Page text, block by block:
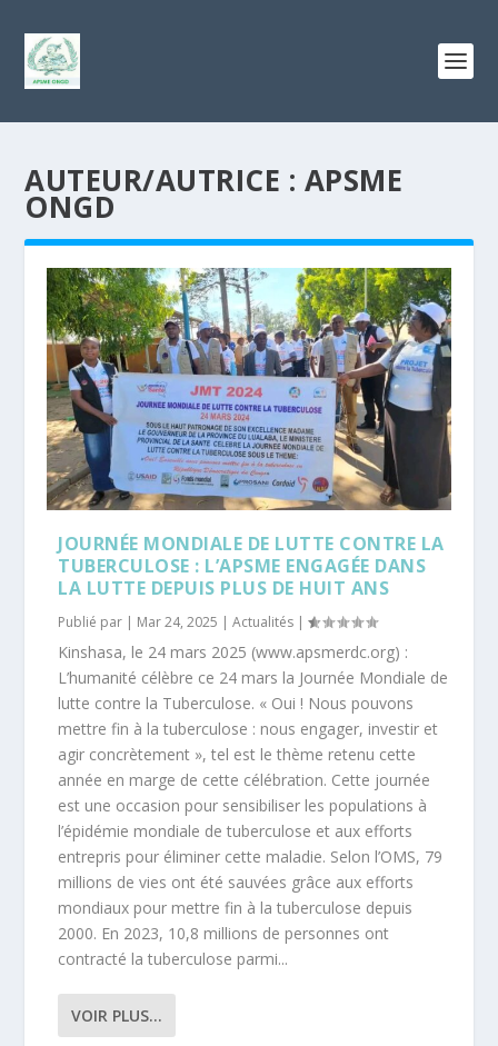
AUTEUR/AUTRICE : APSME
ONGD
JOURNÉE MONDIALE DE LUTTE CONTRE LA
TUBERCULOSE : L’APSME ENGAGÉE DANS
LA LUTTE DEPUIS PLUS DE HUIT ANS
Publié par | Mar 24, 2025 |Actualités |
Kinshasa, le 24 mars 2025 (www.apsmerdc.org) :
L’humanité célèbre ce 24 mars la Journée Mondiale de
lutte contre la Tuberculose. « Oui ! Nous pouvons
mettre fin à la tuberculose : nous engager, investir et
agir concrètement », tel est le thème retenu cette
année en marge de cette célébration. Cette journée
est une occasion pour sensibiliser les populations à
l’épidémie mondiale de tuberculose et aux efforts
entrepris pour éliminer cette maladie. Selon l’OMS, 79
millions de vies ont été sauvées grâce aux efforts
mondiaux pour mettre fin à la tuberculose depuis
2000. En 2023, 10,8 millions de personnes ont
contracté la tuberculose parmi...
VOIR PLUS...